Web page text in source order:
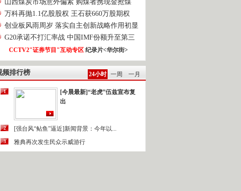
山西煤炭市场意外偏紧 购煤者携现金抢煤
万科再抛1.1亿股股权 王石获660万股期权
创业板风雨周岁 落实自主创新战略作用初显
G20承诺不打汇率战 中国IMF份额升至第三
CCTV2"证券节目"互动专区 纪录片<华尔街>
频排行榜 24小时 一周 一月
1
[今晨最新]“老虎”伍兹宣布复
出
2 [强台风“鲇鱼”逼近]新闻背景：今年以...
3 雅典再次发生民众示威游行